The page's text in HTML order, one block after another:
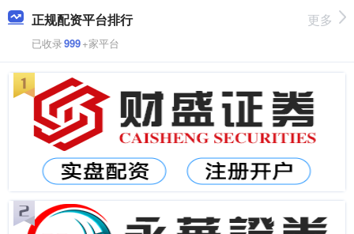
正规配资平台排行
已收录999+家平台
更多